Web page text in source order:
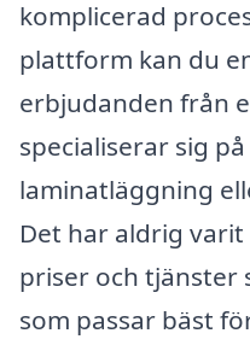
komplicerad
plattform kan du
erbjudanden från
specialiserar sig
laminatläggning
Det har aldrig
priser och tjänster
som passar bäst